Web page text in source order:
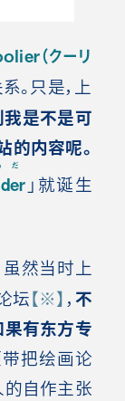
（クーリ
。只是，上
是不是可
内容呢。
だ
」就诞生
虽然当时上
坛【※】 ，不
果有东方专
把绘画论
的自作主张